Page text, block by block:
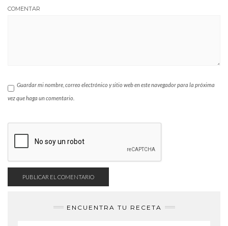
COMENTAR
Guardar mi nombre, correo electrónico y sitio web en este navegador para la próxima
vez que haga un comentario.
ENCUENTRA TU RECETA